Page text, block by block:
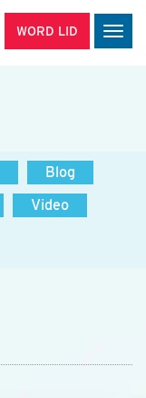
WORD LID
Blog
Video